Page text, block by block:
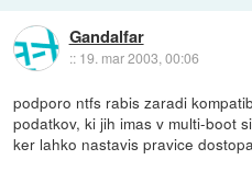
Gandalfar
:: 19. mar 2003, 00:06
podporo ntfs rabis zaradi
podatkov, ki jih imas v multi-boot
ker lahko nastavis pravice